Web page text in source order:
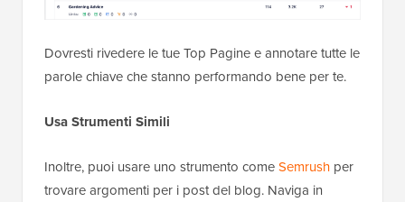
Dovresti rivedere le tue Top Pagine e annotare tutte le
parole chiave che stanno performando bene per te.
Usa Strumenti Simili
Inoltre, puoi usare uno strumento comeSemrush per
trovare argomenti per i post del blog. Naviga in